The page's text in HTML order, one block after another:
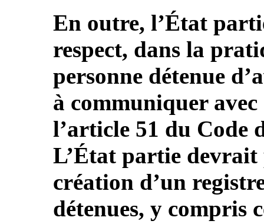
En outre, l’État
respect, dans la
personne détenue
à communiquer
l’article 51 du Code
L’État partie
création d’un
détenues, y compris